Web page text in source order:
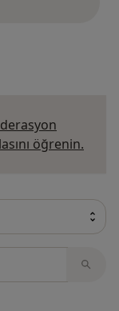
öğrenin.